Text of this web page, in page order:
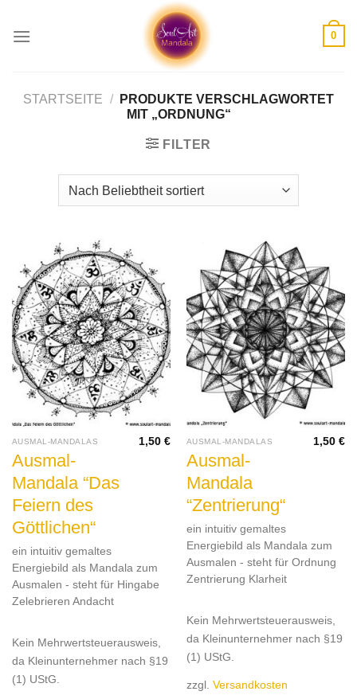
0
STARTSEITE /
PRODUKTE VERSCHLAGWORTET
MIT „ORDNUNG“
FILTER
AUSMAL-MANDALAS
Ausmal-
Mandala “Das
Feiern des
Göttlichen“
1,50€
ein intuitiv gemaltes
Energiebild als Mandala zum
Ausmalen - steht für Hingabe
Zelebrieren Andacht
Kein Mehrwertsteuerausweis,
da Kleinunternehmer nach §19
(1) UStG.
AUSMAL-MANDALAS
Ausmal-
Mandala
“Zentrierung“
1,50€
ein intuitiv gemaltes
Energiebild als Mandala zum
Ausmalen - steht für Ordnung
Zentrierung Klarheit
Kein Mehrwertsteuerausweis,
da Kleinunternehmer nach §19
(1) UStG.
zzgl. Versandkosten